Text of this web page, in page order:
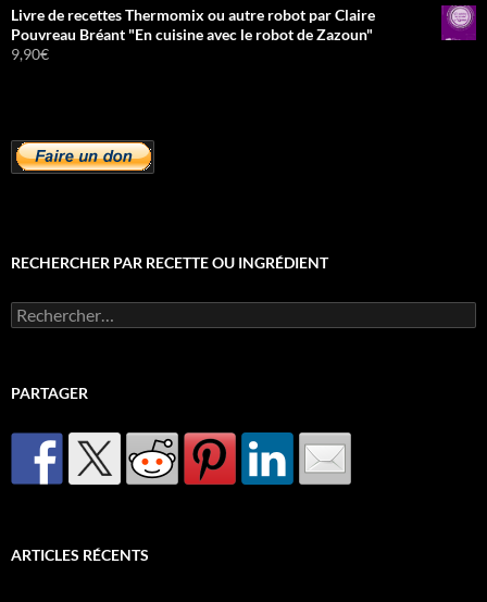
Livre de recettes Thermomix ou autre robot par Claire
Pouvreau Bréant "En cuisine avec le robot de Zazoun"
9,90€
RECHERCHER PAR RECETTE OU INGRÉDIENT
Rechercher :
PARTAGER
ARTICLES RÉCENTS